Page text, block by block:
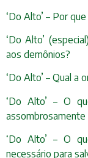
‘Do Alto’ – Por
‘Do Alto’
aos demônios?
‘Do Alto’ – Qual a
‘Do Alto’ – O
assombrosamente
‘Do Alto’ – O
necessário para